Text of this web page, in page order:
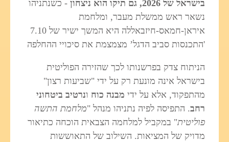
בישראל של 2026, גם תיקו הוא ניצחון
- כשנתניהו
נשאר ראש ממשלת מעבר, ומלחמת
איראן-חמאס-חיזבאללה היא המשך ישיר של 7.10
'התכנסות סביב הדגל’ מצמצמת את סיכויי ההחלפה
הניתוח צדק בפרשנותו לכך שהזירה הפוליטית
בישראל אינה מונעת רק על ידי "שביעות רצון"
מהתפקוד, אלא על ידי מבנה כוח ונרטיב ביטחוני
רחב. התפיסה לפיה נתניהו מנהל "מלחמת התשה
פוליטית" במקביל למלחמה הצבאית הוכחה כתיאור
מדויק של המציאות. השילוב של התאוששות